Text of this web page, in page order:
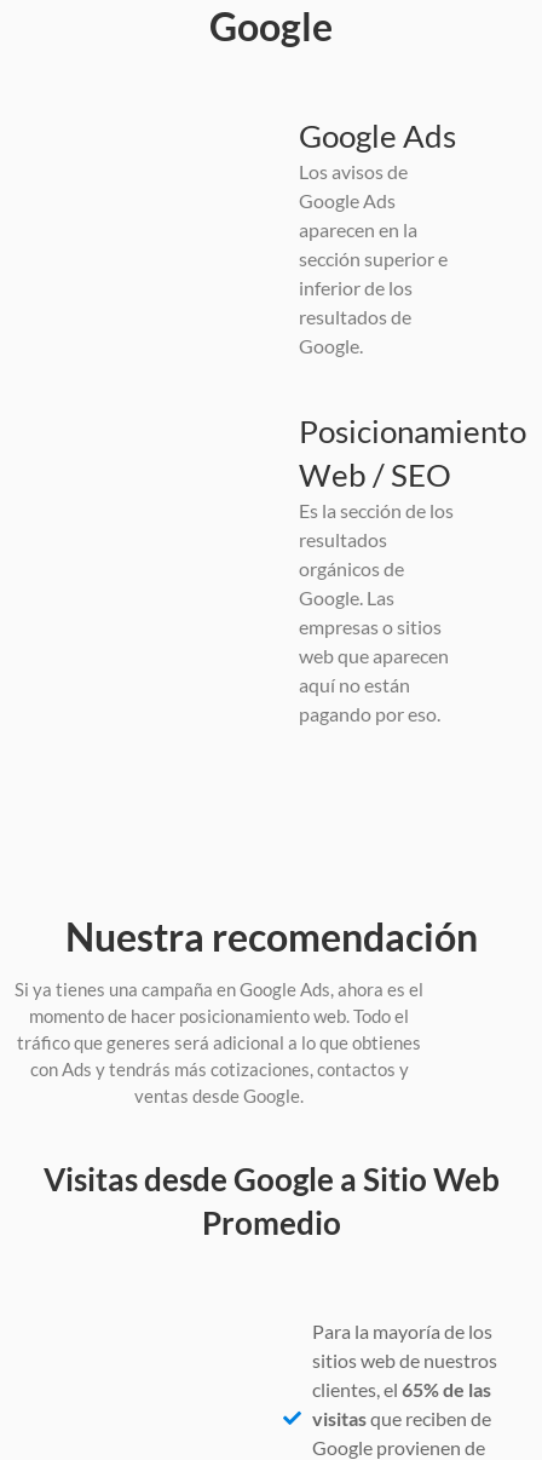
Google
Google Ads
Los avisos de
Google Ads
aparecen en la
sección superior e
inferior de los
resultados de
Google.
Posicionamiento
Web / SEO
Es la sección de los
resultados
orgánicos de
Google. Las
empresas o sitios
web que aparecen
aquí no están
pagando por eso.
Nuestra recomendación
Si ya tienes una campaña en Google Ads, ahora es el
momento de hacer posicionamiento web. Todo el
tráfico que generes será adicional a lo que obtienes
con Ads y tendrás más cotizaciones, contactos y
ventas desde Google.
Visitas desde Google a Sitio Web
Promedio
Para la mayoría de los
sitios web de nuestros
clientes, el 65% de las
visitasque reciben de
Google provienen de